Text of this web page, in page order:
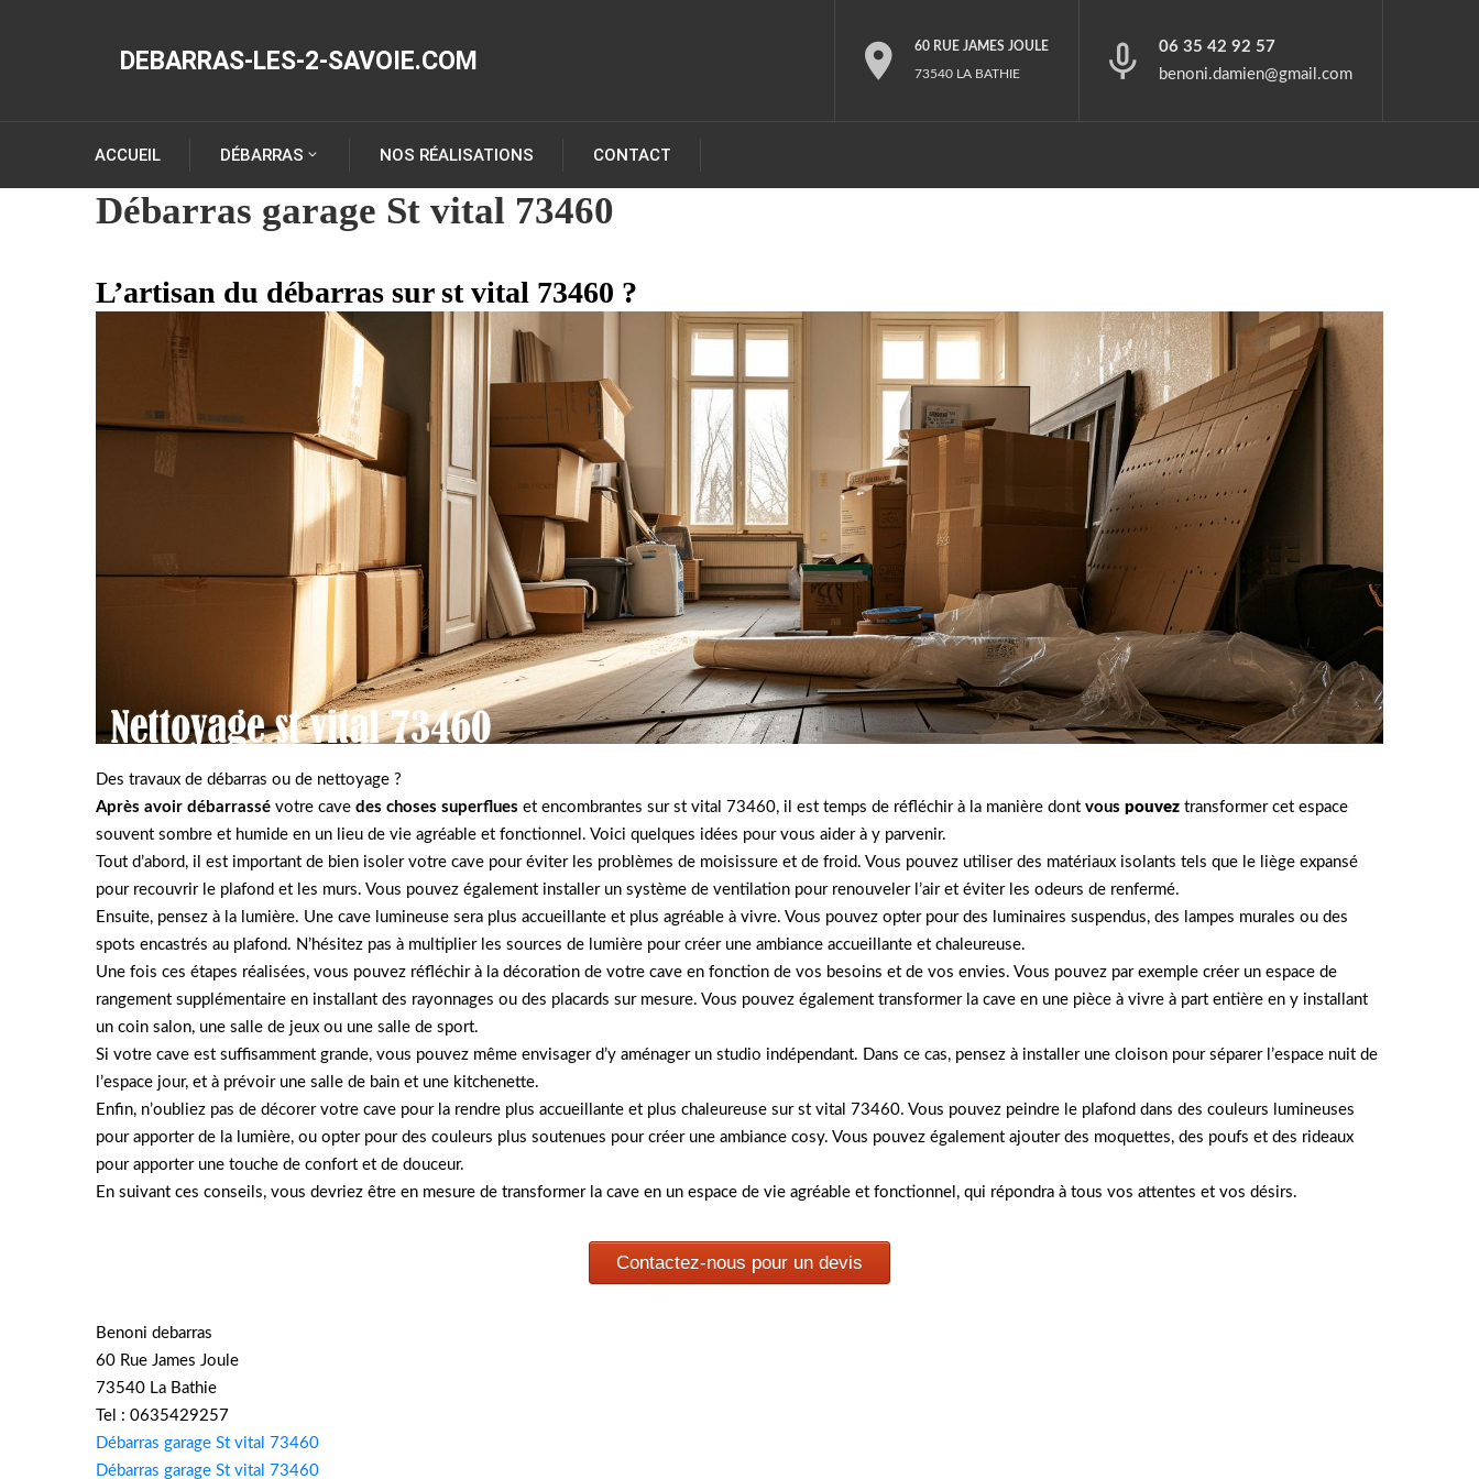
DEBARRAS-LES-2-SAVOIE.COM 60 RUE JAMES JOULE
73540 LA BATHIE
06 35 42 92 57
benoni.damien@gmail.com
ACCUEIL DÉBARRAS NOS RÉALISATIONS CONTACT
Débarras garage St vital 73460
L’artisan du débarras sur st vital 73460 ?
Des travaux de débarras ou de nettoyage ?
Après avoir débarrassé votre cave des choses superflues et encombrantes sur st vital 73460, il est temps de réfléchir à la manière dont vous pouvez transformer cet espace
souvent sombre et humide en un lieu de vie agréable et fonctionnel. Voici quelques idées pour vous aider à y parvenir.
Tout d’abord, il est important de bien isoler votre cave pour éviter les problèmes de moisissure et de froid. Vous pouvez utiliser des matériaux isolants tels que le liège expansé
pour recouvrir le plafond et les murs. Vous pouvez également installer un système de ventilation pour renouveler l’air et éviter les odeurs de renfermé.
Ensuite, pensez à la lumière. Une cave lumineuse sera plus accueillante et plus agréable à vivre. Vous pouvez opter pour des luminaires suspendus, des lampes murales ou des
spots encastrés au plafond. N’hésitez pas à multiplier les sources de lumière pour créer une ambiance accueillante et chaleureuse.
Une fois ces étapes réalisées, vous pouvez réfléchir à la décoration de votre cave en fonction de vos besoins et de vos envies. Vous pouvez par exemple créer un espace de
rangement supplémentaire en installant des rayonnages ou des placards sur mesure. Vous pouvez également transformer la cave en une pièce à vivre à part entière en y installant
un coin salon, une salle de jeux ou une salle de sport.
Si votre cave est suffisamment grande, vous pouvez même envisager d’y aménager un studio indépendant. Dans ce cas, pensez à installer une cloison pour séparer l’espace nuit de
l’espace jour, et à prévoir une salle de bain et une kitchenette.
Enfin, n’oubliez pas de décorer votre cave pour la rendre plus accueillante et plus chaleureuse sur st vital 73460. Vous pouvez peindre le plafond dans des couleurs lumineuses
pour apporter de la lumière, ou opter pour des couleurs plus soutenues pour créer une ambiance cosy. Vous pouvez également ajouter des moquettes, des poufs et des rideaux
pour apporter une touche de confort et de douceur.
En suivant ces conseils, vous devriez être en mesure de transformer la cave en un espace de vie agréable et fonctionnel, qui répondra à tous vos attentes et vos désirs.
Contactez-nous pour un devis
Benoni debarras
60 Rue James Joule
73540 La Bathie
Tel : 0635429257
Débarras garage St vital 73460
Débarras garage St vital 73460